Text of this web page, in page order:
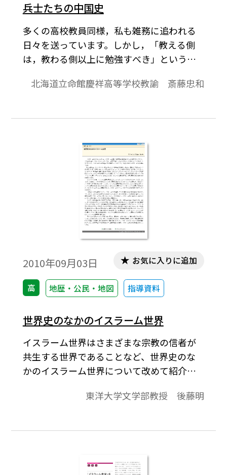
兵士たちの中国史
多くの高校教員同様，私も雑務に追われる
日々を送っています。しかし，「教える側
は，教わる側以上に勉強すべき」という思
楽しさを知っていなければ，生徒諸君に歴
ん。そう思い続け，日常の雑事に埋没して
抗を続けてきました。 振り返れば，大学
生のときに宮崎市定先生の『中国史』上下
（岩波書店）を読んで以来，中国に，宋と
いう時代に，とりわけ兵士たちに関心を持
ち，勉強を続けてきました。 もちろん，
研究で食べていける身分ではありません
し，おまけに世界史というやっかいな（?）
科目を担当していますので，中国以外のこ
とも学ばなければなりません。しかし，一
方で中国史研究という土台を維持し（かな
り危ういですが，，，），「歴史」を学ぶ
ことを忘れず，生徒諸君に「歴史」（「受
験のためだけの世界史」ではない）を語り
続けてきました。こうした姿勢は，市場原
理に基づく効率主義とは正反対ですが，本
来の学びは，「最小の努力で最大の効果」
などという効率主義は通用しないと思って
う題名で，連載をはじめさせていただくこ
北海道立命館慶祥高等学校教諭 斎藤忠和
2010年09月03日
高 地歴・公民・地図 指導資料
お気に入りに追加
世界史のなかのイスラーム世界
イスラーム世界はさまざまな宗教の信者が
共生する世界であることなど、世界史のな
かのイスラーム世界について改めて紹介し
を中心に世界史を組み立てる姿勢を改める
東洋大学文学部教授 後藤明